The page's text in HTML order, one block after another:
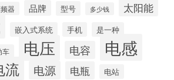
器 品牌 型号 多少钱 太阳能
嵌入式系统 手机 是一种
车 电压 电容 电感
流 电源 电瓶 电站